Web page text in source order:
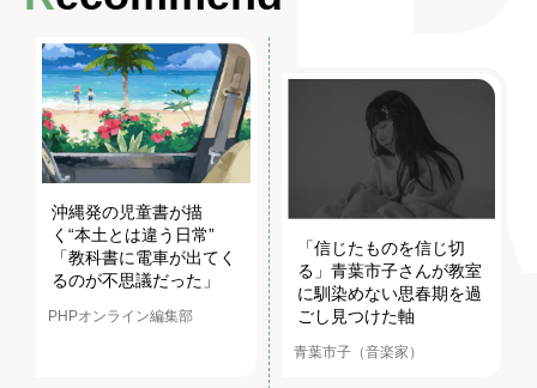
沖縄発の児童書が描
く“本土とは違う日常”
「教科書に電車が出てく
るのが不思議だった」
PHPオンライン編集部
「信じたものを信じ切
る」青葉市子さんが教室
に馴染めない思春期を過
ごし見つけた軸
青葉市子（音楽家）